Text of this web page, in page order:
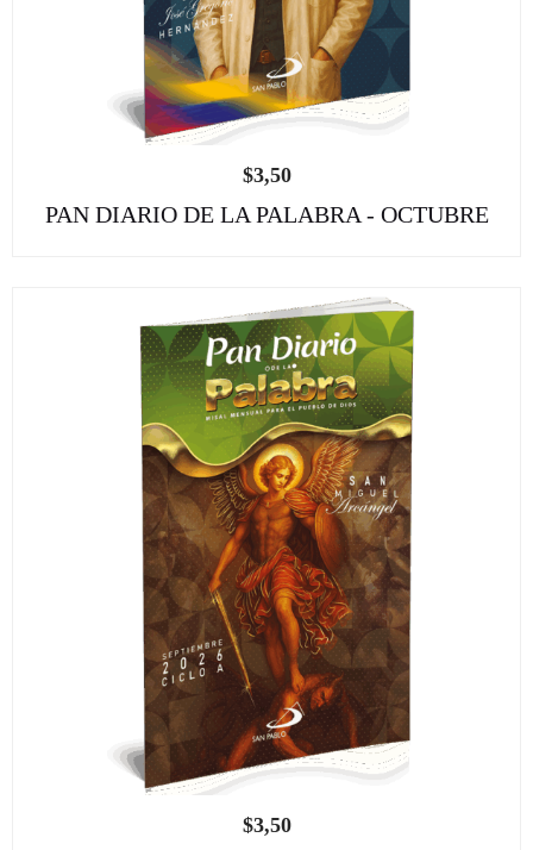
$3,50
PAN DIARIO DE LA PALABRA - OCTUBRE
$3,50